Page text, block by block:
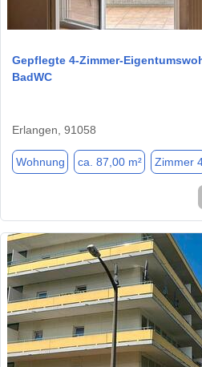
Gepflegte 4-Zimmer-
BadWC
Erlangen, 91058
Wohnung ca. 87,00 m² Zimmer